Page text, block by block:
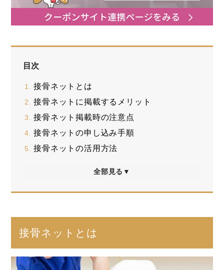
目次
接骨ネットとは
接骨ネットに掲載するメリット
接骨ネット掲載時の注意点
接骨ネットの申し込み手順
接骨ネットの活用方法
全部見る▼
接骨ネットとは